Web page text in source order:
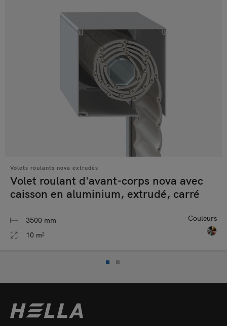
Volets roulants nova extrudés
Volet roulant d'avant-corps nova avec
caisson en aluminium, extrudé, carré
3500 mm
10 m²
Couleurs